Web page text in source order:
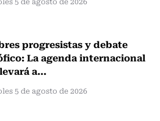
progresistas y debate
La agenda internacional
a...
5 de agosto de 2026